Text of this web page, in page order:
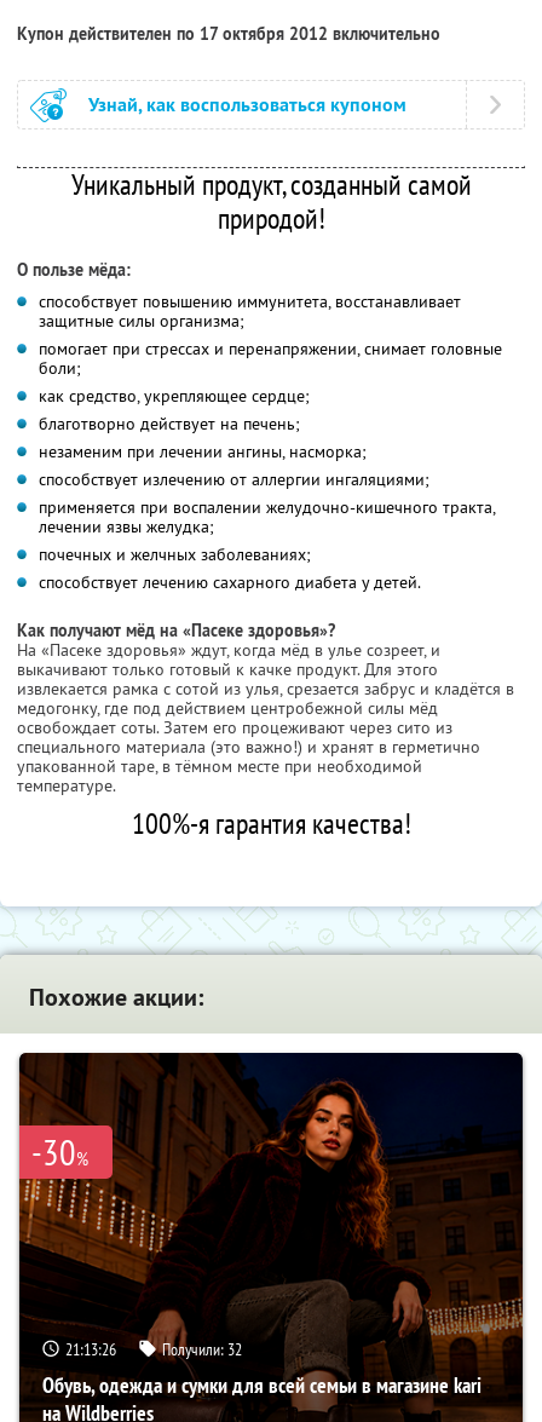
Купон действителен по 17 октября 2012 включительно
Узнай, как воспользоваться купоном
Уникальный продукт, созданный самой
природой!
О пользе мёда:
способствует повышению иммунитета, восстанавливает
защитные силы организма;
помогает при стрессах и перенапряжении, снимает головные
боли;
как средство, укрепляющее сердце;
благотворно действует на печень;
незаменим при лечении ангины, насморка;
способствует излечению от аллергии ингаляциями;
применяется при воспалении желудочно-кишечного тракта,
лечении язвы желудка;
почечных и желчных заболеваниях;
способствует лечению сахарного диабета у детей.
Как получают мёд на «Пасеке здоровья»?
На «Пасеке здоровья» ждут, когда мёд в улье созреет, и
выкачивают только готовый к качке продукт. Для этого
извлекается рамка с сотой из улья, срезается забрус и кладётся в
медогонку, где под действием центробежной силы мёд
освобождает соты. Затем его процеживают через сито из
специального материала (это важно!) и хранят в герметично
упакованной таре, в тёмном месте при необходимой
температуре.
100%-я гарантия качества!
Похожие акции:
-30%
21:13:25 Получили: 32
Обувь, одежда и сумки для всей семьи в магазине kari
на Wildberries